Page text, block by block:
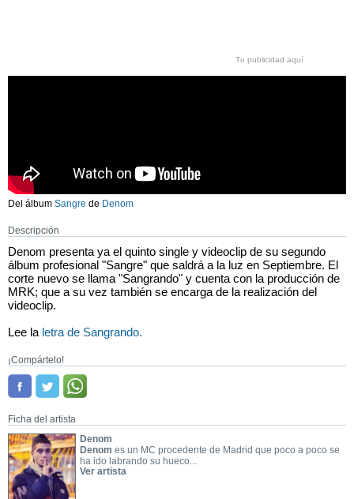
Tu publicidad aquí
Del álbum Sangre de Denom
Descripción
Denom presenta ya el quinto single y videoclip de su segundo
álbum profesional "Sangre" que saldrá a la luz en Septiembre. El
corte nuevo se llama "Sangrando" y cuenta con la producción de
MRK; que a su vez también se encarga de la realización del
videoclip.
Lee la letra de Sangrando.
¡Compártelo!
Ficha del artista
Denom
Denom es un MC procedente de Madrid que poco a poco se
ha ido labrando su hueco...
Ver artista